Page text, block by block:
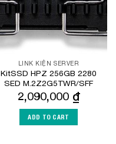
LINK KIỆN SERVER
KitSSD HPZ 256GB 2280
SED M.2Z2G5TWR/SFF
2,090,000 ₫
ADD TO CART